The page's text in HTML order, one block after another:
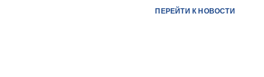
зоны, окружающей перегрузочный комплекс, от
ПЕРЕЙТИ К НОВОСТИ